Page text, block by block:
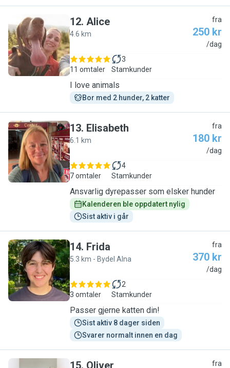
A
12. Alice
4.6 km
fra
250 kr
/dag
11 omtaler
3
Stamkunder
I love animals
Bor med 2 hunder, 2 katter
E
13. Elisabeth
6.1 km
fra
180 kr
/dag
7 omtaler
4
Stamkunder
Ansvarlig dyrepasser som elsker hunder
Kalenderen ble oppdatert nylig
Sist aktiv i går
F
14. Frida
5.3 km - Bydel Alna
fra
370 kr
/dag
3 omtaler
2
Stamkunder
Passer gjerne katten din!
Sist aktiv 8 dager siden
Svarer normalt innen en dag
15. Oliver fra